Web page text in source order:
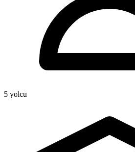
5 yolcu